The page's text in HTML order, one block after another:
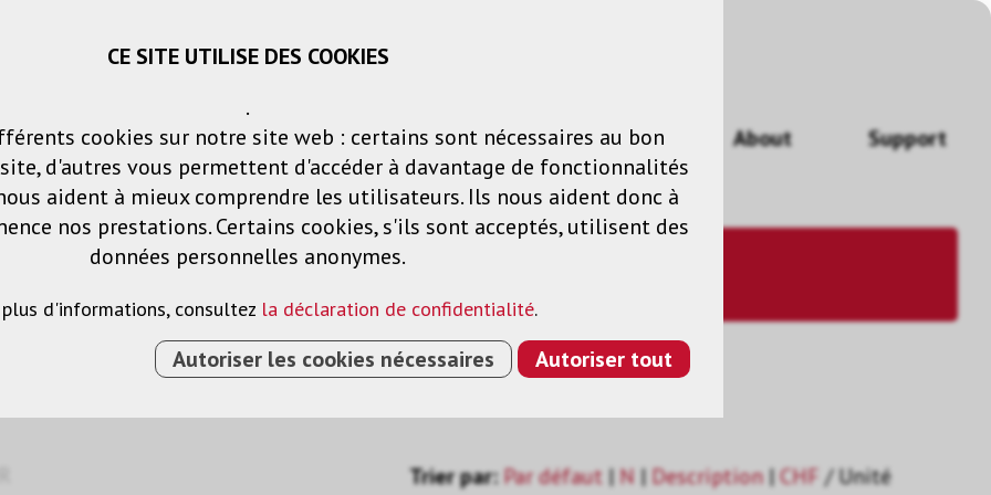
Panier Listes de voeux
Produits Solutions Services Actualités About Support
Trier par:Par défaut|N|Description|CHF/ Unité
CE SITE UTILISE DES COOKIES
.
cookies sur notre site web : certains sont nécessaires au bon
d'autres vous permettent d'accéder à davantage de fonctionnalités
aident à mieux comprendre les utilisateurs. Ils nous aident donc à
nos prestations. Certains cookies, s'ils sont acceptés, utilisent des
données personnelles anonymes.
d'informations, consultez la déclaration de confidentialité.
Autoriser les cookies nécessaires Autoriser tout